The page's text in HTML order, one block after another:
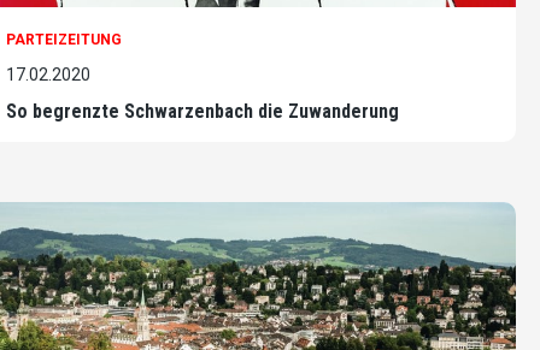
PARTEIZEITUNG
17.02.2020
So begrenzte Schwarzenbach die Zuwanderung